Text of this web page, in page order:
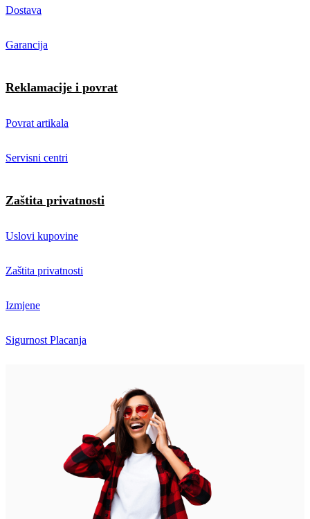
Dostava
Garancija
Reklamacije i povrat
Povrat artikala
Servisni centri
Zaštita privatnosti
Uslovi kupovine
Zaštita privatnosti
Izmjene
Sigurnost Placanja